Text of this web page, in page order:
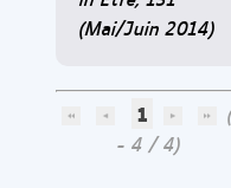
(Mai/Juin 2014)
1
- 4 / 4)